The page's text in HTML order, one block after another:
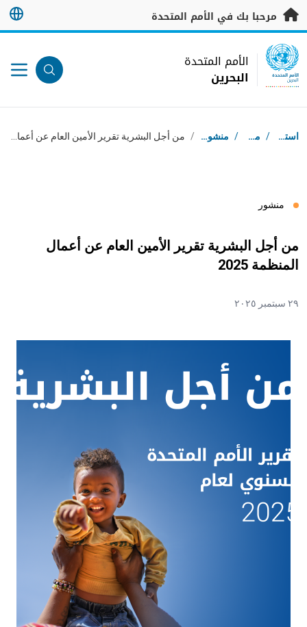
تخطى إلى المحتوى الرئيسي
مرحبا بك في الأمم المتحدة
UN Logo
الأمم المتحدة
البحرين
الأمم المتحدة
البحرين
مسار التنقل
استقبال / موارد / منشورات /
منشور
من أجل البشرية تقرير الأمين العام عن أعمال
المنظمة 2025
٢٩ سبتمبر ٢٠٢٥